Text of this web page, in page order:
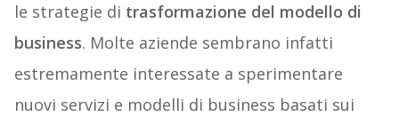
le strategie di trasformazione del modello di
business. Molte aziende sembrano infatti
estremamente interessate a sperimentare
nuovi servizi e modelli di business basati sui